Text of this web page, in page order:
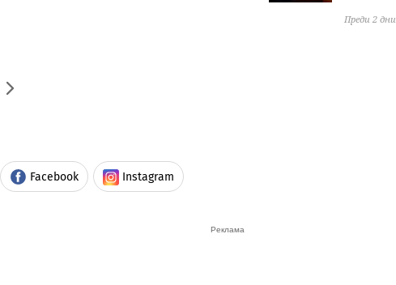
Facebook Instagram
Преди 2 дни